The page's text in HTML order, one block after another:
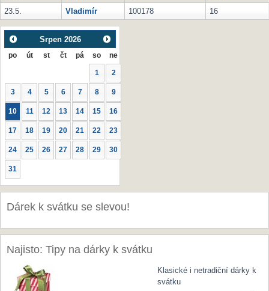
23.5.
Vladimír 100178 16
Srpen 2026
po út st čt pá so ne
1 2
3 4 5 6 7 8 9
10 11 12 13 14 15 16
17 18 19 20 21 22 23
24 25 26 27 28 29 30
31
Dárek k svátku se slevou!
Najisto: Tipy na dárky k svátku
Klasické i netradiční dárky k
svátku